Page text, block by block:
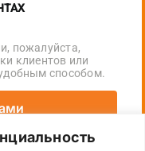
пожалуйста,
клиентов или
способом.